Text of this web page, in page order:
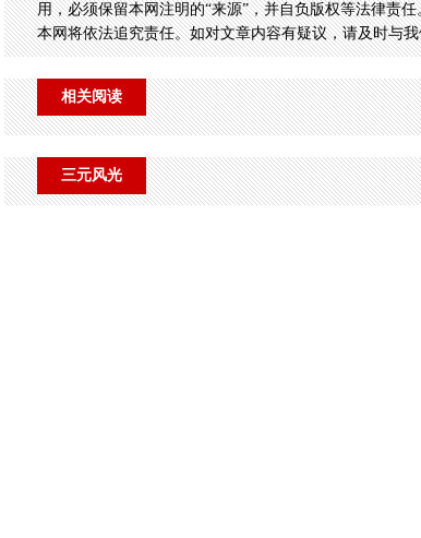
用，必须保留本网注明的“来源”，并自负版权等法律责
本网将依法追究责任。如对文章内容有疑议，请及时与
相关阅读
三元风光